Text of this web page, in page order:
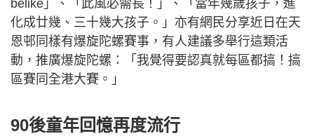
belike」、「此風必需長！」、「當年幾歲孩子，進
化成廿幾、三十幾大孩子。」亦有網民分享近日在天
恩邨同樣有爆旋陀螺賽事，有人建議多舉行這類活
動，推廣爆旋陀螺：「我覺得要認真就每區都搞！搞
區賽同全港大賽。」
90後童年回憶再度流行